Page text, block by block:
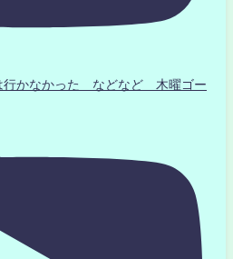
行かなかった などなど 木曜ゴー